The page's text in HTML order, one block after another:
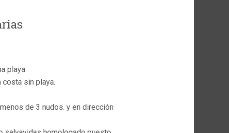
playa.
costa sin playa.
de 3 nudos. y en dirección